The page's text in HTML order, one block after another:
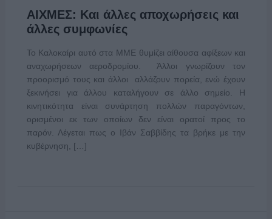
ΑΙΧΜΕΣ: Και άλλες αποχωρήσεις και
άλλες συμφωνίες
Το Καλοκαίρι αυτό στα ΜΜΕ θυμίζει αίθουσα αφίξεων και
αναχωρήσεων αεροδρομίου. Άλλοι γνωρίζουν τον
προορισμό τους και άλλοι αλλάζουν πορεία, ενώ έχουν
ξεκινήσει για άλλου καταλήγουν σε άλλο σημείο. Η
κινητικότητα είναι συνάρτηση πολλών παραγόντων,
ορισμένοι εκ των οποίων δεν είναι ορατοί προς το
παρόν. Λέγεται πως ο Ιβάν Σαββίδης τα βρήκε με την
κυβέρνηση, […]